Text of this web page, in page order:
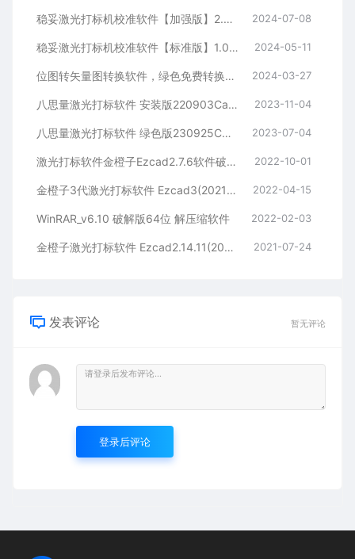
稳妥激光打标机校准软件【加强版】2.5（9*9多点） 2024-07-08
稳妥激光打标机校准软件【标准版】1.0 绿色免安装版 2024-05-11
位图转矢量图转换软件，绿色免费转换软件 2024-03-27
八思量激光打标软件 安装版220903CarVinRelease5.2.6 打标软件 2023-11-04
八思量激光打标软件 绿色版230925CarVinRelease5.2.6 打标软件 2023-07-04
激光打标软件金橙子Ezcad2.7.6软件破解免加密狗，可保存，填充，用于学习 2022-10-01
金橙子3代激光打标软件 Ezcad3(20211015) V1848发布版 2022-04-15
WinRAR_v6.10 破解版64位 解压缩软件 2022-02-03
金橙子激光打标软件 Ezcad2.14.11(20210427)正式版 2021-07-24
发表评论 暂无评论
登录后评论